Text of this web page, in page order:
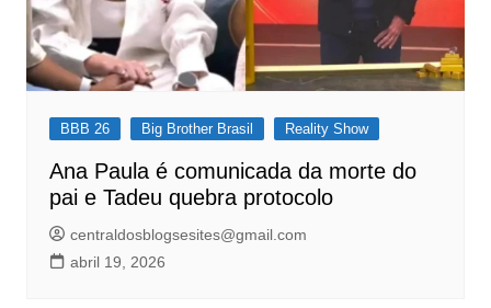
BBB 26 Big Brother Brasil Reality Show
Ana Paula é comunicada da morte do
pai e Tadeu quebra protocolo
centraldosblogsesites@gmail.com
abril 19, 2026